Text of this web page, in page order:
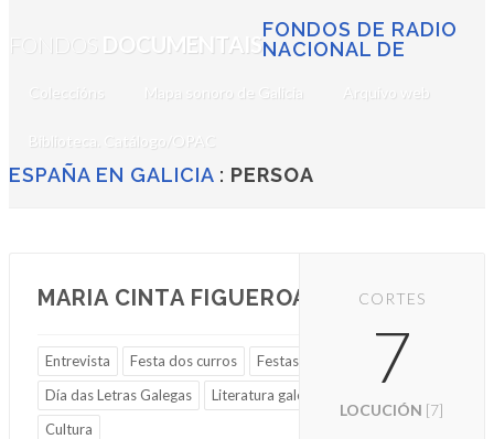
FONDOS DOCUMENTAIS
Coleccións Mapa sonoro de Galicia Arquivo web
Biblioteca. Catálogo/OPAC
FONDOS DE RADIO
NACIONAL DE
ESPAÑA EN GALICIA : PERSOA
MARIA CINTA FIGUEROA
Entrevista Festa dos curros
Festas
Día das Letras Galegas
Literatura galega
Cultura
CORTES
7
LOCUCIÓN [7]